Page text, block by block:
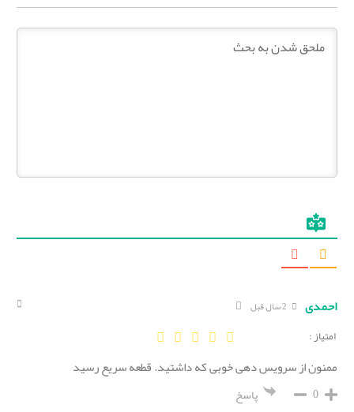
احمدی
امتیاز :
ممنون از سرویس دهی خوبی که داشتید. قطعه سریع رسید
0 پاسخ